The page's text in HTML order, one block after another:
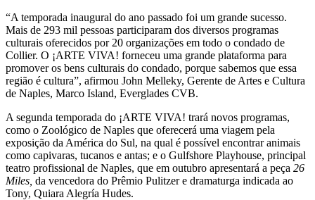
“A temporada inaugural do ano passado foi um grande sucesso.
Mais de 293 mil pessoas participaram dos diversos programas
culturais oferecidos por 20 organizações em todo o condado de
Collier. O ¡ARTE VIVA! forneceu uma grande plataforma para
promover os bens culturais do condado, porque sabemos que essa
região é cultura”, afirmou John Melleky, Gerente de Artes e Cultura
de Naples, Marco Island, Everglades CVB.
A segunda temporada do ¡ARTE VIVA! trará novos programas,
como o Zoológico de Naples que oferecerá uma viagem pela
exposição da América do Sul, na qual é possível encontrar animais
como capivaras, tucanos e antas; e o Gulfshore Playhouse, principal
teatro profissional de Naples, que em outubro apresentará a peça 26
Miles, da vencedora do Prêmio Pulitzer e dramaturga indicada ao
Tony, Quiara Alegría Hudes.